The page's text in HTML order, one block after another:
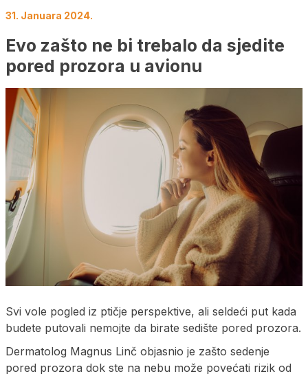
31. Januara 2024.
Evo zašto ne bi trebalo da sjedite
pored prozora u avionu
Svi vole pogled iz ptičje perspektive, ali seldeći put kada
budete putovali nemojte da birate sedište pored prozora.
Dermatolog Magnus Linč objasnio je zašto sedenje
pored prozora dok ste na nebu može povećati rizik od